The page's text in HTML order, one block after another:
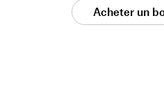
Acheter un